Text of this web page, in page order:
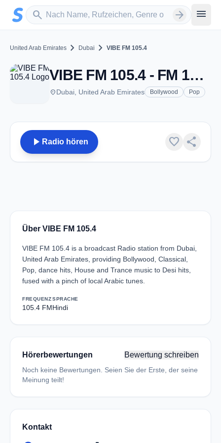
Zum Hauptinhalt springen
search
Sender suchen arrow_forward menu
United Arab Emirates chevron_right Dubai chevron_right VIBE FM 105.4
VIBE FM 105.4 - FM 105.4 - Dubai
placeDubai, United Arab Emirates Bollywood Pop
play_arrow Radio hören favorite share
Über VIBE FM 105.4
VIBE FM 105.4 is a broadcast Radio station from Dubai,
United Arab Emirates, providing Bollywood, Classical,
Pop, dance hits, House and Trance music to Desi hits,
fused with a pinch of local Arabic tunes.
FREQUENZ
105.4 FM
SPRACHE
Hindi
Hörerbewertungen Bewertung schreiben
Noch keine Bewertungen. Seien Sie der Erste, der seine
Meinung teilt!
Kontakt